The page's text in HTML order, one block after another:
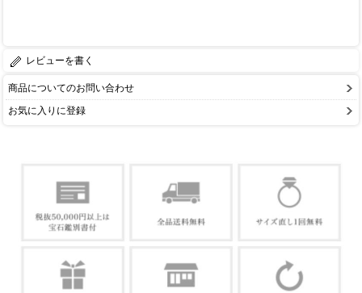
レビューを書く
商品についてのお問い合わせ
お気に入りに登録